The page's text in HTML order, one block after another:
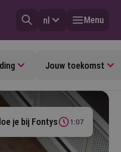
nl Menu
Jouw toekomst
je bij Fontys 1:07